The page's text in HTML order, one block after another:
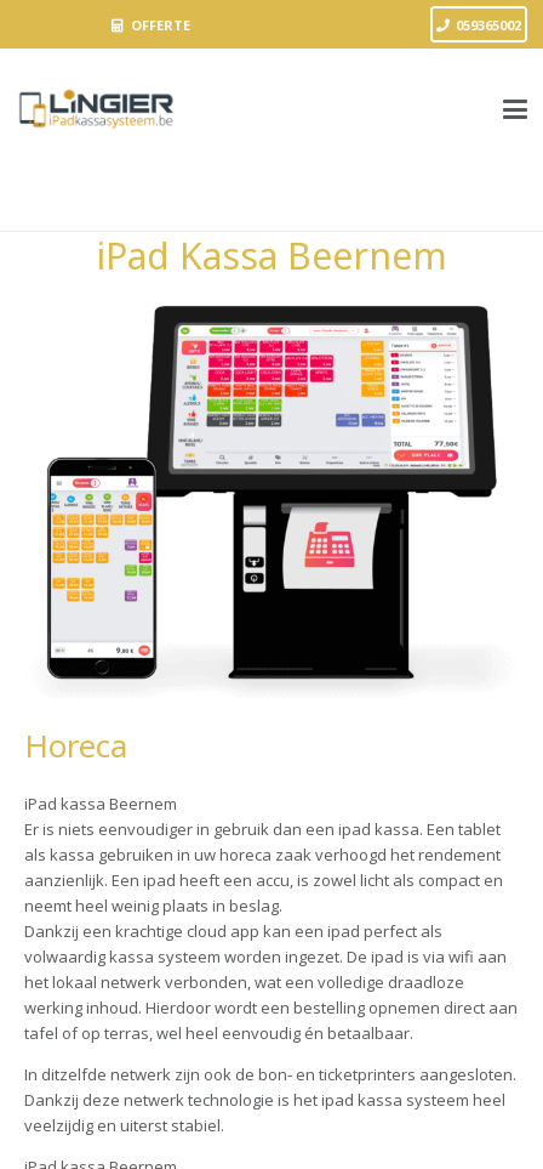
OFFERTE 059365002
iPad Kassa Beernem
Horeca
iPad kassa Beernem
Er is niets eenvoudiger in gebruik dan een ipad kassa. Een tablet
als kassa gebruiken in uw horeca zaak verhoogd het rendement
aanzienlijk. Een ipad heeft een accu, is zowel licht als compact en
neemt heel weinig plaats in beslag.
Dankzij een krachtige cloud app kan een ipad perfect als
volwaardig kassa systeem worden ingezet. De ipad is via wifi aan
het lokaal netwerk verbonden, wat een volledige draadloze
werking inhoud. Hierdoor wordt een bestelling opnemen direct aan
tafel of op terras, wel heel eenvoudig én betaalbaar.
In ditzelfde netwerk zijn ook de bon- en ticketprinters aangesloten.
Dankzij deze netwerk technologie is het ipad kassa systeem heel
veelzijdig en uiterst stabiel.